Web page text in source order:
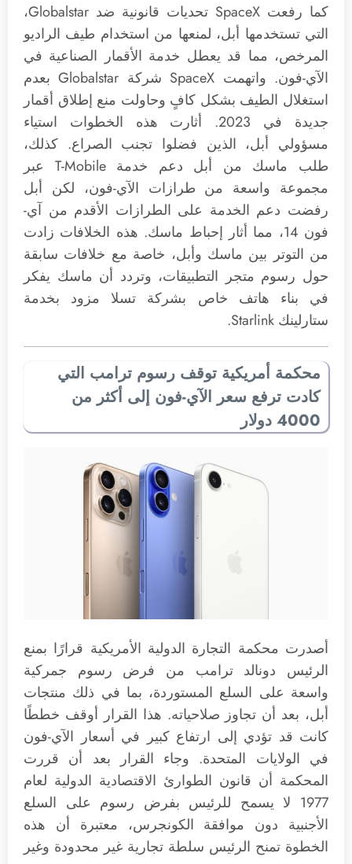
كما رفعت SpaceX تحديات قانونية ضد Globalstar،
التي تستخدمها أبل، لمنعها من استخدام طيف الراديو
المرخص، مما قد يعطل خدمة الأقمار الصناعية في
الآي-فون. واتهمت SpaceX شركة Globalstar بعدم
استغلال الطيف بشكل كافٍ وحاولت منع إطلاق أقمار
جديدة في 2023. أثارت هذه الخطوات استياء
مسؤولي أبل، الذين فضلوا تجنب الصراع. كذلك،
طلب ماسك من أبل دعم خدمة T-Mobile عبر
مجموعة واسعة من طرازات الآي-فون، لكن أبل
رفضت دعم الخدمة على الطرازات الأقدم من آي-
فون 14، مما أثار إحباط ماسك. هذه الخلافات زادت
من التوتر بين ماسك وأبل، خاصة مع خلافات سابقة
حول رسوم متجر التطبيقات، وتردد أن ماسك يفكر
في بناء هاتف خاص بشركة تسلا مزود بخدمة
ستارلينك Starlink.
محكمة أمريكية توقف رسوم ترامب التي
كادت ترفع سعر الآي-فون إلى أكثر من
4000 دولار
أصدرت محكمة التجارة الدولية الأمريكية قرارًا بمنع
الرئيس دونالد ترامب من فرض رسوم جمركية
واسعة على السلع المستوردة، بما في ذلك منتجات
أبل، بعد أن تجاوز صلاحياته. هذا القرار أوقف خططًا
كانت قد تؤدي إلى ارتفاع كبير في أسعار الآي-فون
في الولايات المتحدة. وجاء القرار بعد أن قررت
المحكمة أن قانون الطوارئ الاقتصادية الدولية لعام
1977 لا يسمح للرئيس بفرض رسوم على السلع
الأجنبية دون موافقة الكونجرس، معتبرة أن هذه
الخطوة تمنح الرئيس سلطة تجارية غير محدودة وغير